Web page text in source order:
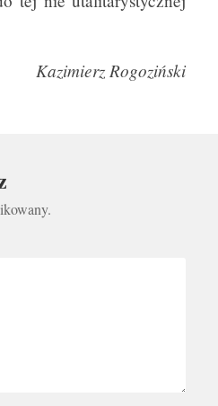
Kazimierz Rogoziński